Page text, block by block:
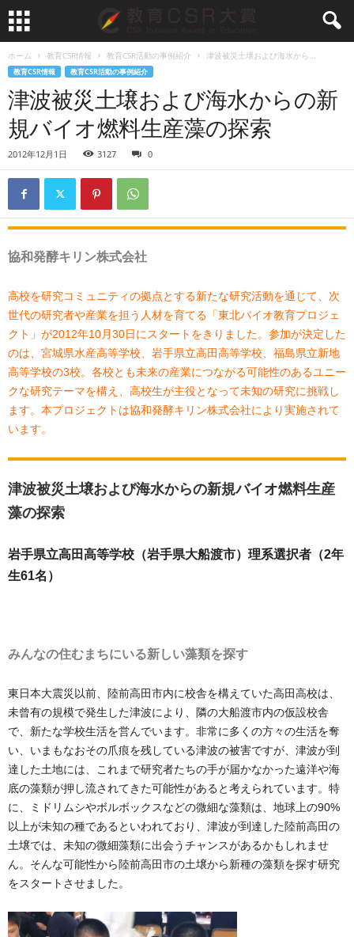
ホーム 教育CSR情報 教育CSR活動の事例紹介 津波被災土壌および海水から...
教育CSR情報 教育CSR活動の事例紹介
津波被災土壌および海水からの新
規バイオ燃料生産藻の探索
2012年12月1日 3127 0
協和発酵キリン株式会社
高校を研究コミュニティの拠点とする新たな研究活動を通じて、次
世代の研究者や産業を担う人材を育てる「東北バイオ教育プロジェ
クト」が2012年10月30日にスタートをきりました。参加が決定した
のは、宮城県水産高等学校、岩手県立高田高等学校、福島県立新地
高等学校の3校。各校とも未来の産業につながる可能性のあるユニー
クな研究テーマを構え、高校生が主役となって未知の研究に挑戦し
ます。本プロジェクトは協和発酵キリン株式会社により実施されて
います。
津波被災土壌および海水からの新規バイオ燃料生産
藻の探索
岩手県立高田高等学校（岩手県大船渡市）理系選択者（2年
生61名）
みんなの住むまちにいる新しい藻類を探す
東日本大震災以前、陸前高田市内に校舎を構えていた高田高校は、
未曾有の規模で発生した津波により、隣の大船渡市内の仮設校舎
で、新たな学校生活を営んでいます。非常に多くの方々の生活を奪
い、いまもなおその爪痕を残している津波の被害ですが、津波が到
達した土地には、これまで研究者たちの手が届かなかった遠洋や海
底の藻類が押し流されてきた可能性があると考えられています。特
に、ミドリムシやボルボックスなどの微細な藻類は、地球上の90%
以上が未知の種であるといわれており、津波が到達した陸前高田の
土壌では、未知の微細藻類に出会うチャンスがあるかもしれませ
ん。そんな可能性から陸前高田市の土壌から新種の藻類を探す研究
をスタートさせました。